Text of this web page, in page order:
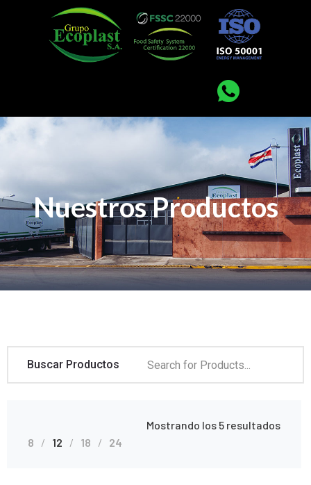
Nuestros Productos
Buscar Productos
Mostrando los 5 resultados
8
12 18 24